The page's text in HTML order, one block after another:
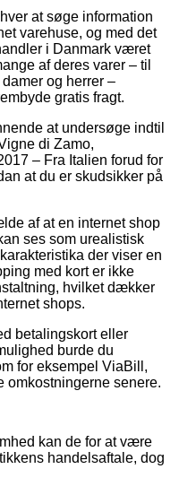
at søge information
varehuse, og med det
i Danmark været
af deres varer – til
og herrer –
gratis fragt.
at undersøge indtil
di Zamo,
– Fra Italien forud for
at du er skudsikker på
af at en internet shop
ses som urealistisk
der viser en
med kort er ikke
hvilket dækker
shops.
betalingskort eller
burde du
for eksempel ViaBill,
omkostningerne senere.
kan de for at være
handelsaftale, dog